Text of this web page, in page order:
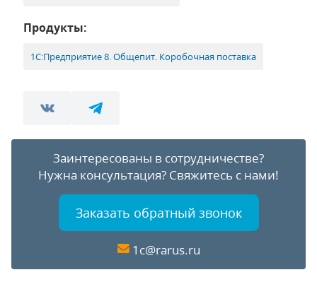
Продукты:
1С:Предприятие 8. Общепит. Коробочная поставка
Заинтересованы в сотрудничестве?
Нужна консультация? Свяжитесь с нами!
Заказать обратный звонок
1c@rarus.ru